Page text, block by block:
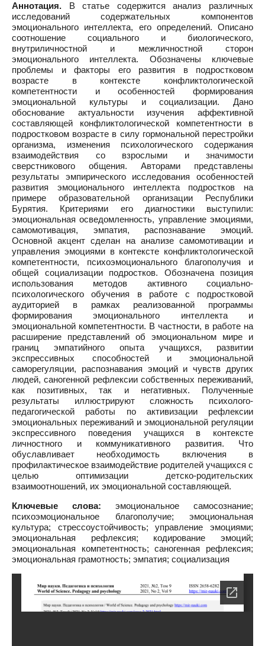
Аннотация. В статье содержится анализ различных
исследований содержательных компонентов
эмоционального интеллекта, его определений. Описано
соотношение социального и биологического,
внутриличностной и межличностной сторон
эмоционального интеллекта. Обозначены ключевые
проблемы и факторы его развития в подростковом
возрасте в контексте конфликтологической
компетентности и особенностей формирования
эмоциональной культуры и социализации. Дано
обоснование актуальности изучения аффективной
составляющей конфликтологической компетентности в
подростковом возрасте в силу гормональной перестройки
организма, изменения психологического содержания
взаимодействия со взрослыми и значимости
сверстникового общения. Авторами представлены
результаты эмпирического исследования особенностей
развития эмоционального интеллекта подростков на
примере образовательной организации Республики
Бурятия. Критериями его диагностики выступили:
эмоциональная осведомленность, управление эмоциями,
самомотивация, эмпатия, распознавание эмоций.
Основной акцент сделан на анализе самомотивации и
управления эмоциями в контексте конфликтологической
компетентности, психоэмоционального благополучия и
общей социализации подростков. Обозначена позиция
использования методов активного социально-
психологического обучения в работе с подростковой
аудиторией в рамках реализованной программы
формирования эмоционального интеллекта и
эмоциональной компетентности. В частности, в работе на
расширение представлений об эмоциональном мире и
границ эмпатийного опыта учащихся, развитии
экспрессивных способностей и эмоциональной
саморегуляции, распознавания эмоций и чувств других
людей, саногенной рефлексии собственных переживаний,
как позитивных, так и негативных. Полученные
результаты иллюстрируют сложность психолого-
педагогической работы по активизации рефлексии
эмоциональных переживаний и эмоциональной регуляции
экспрессивного поведения учащихся в контексте
личностного и коммуникативного развития. Что
обуславливает необходимость включения в
профилактическое взаимодействие родителей учащихся с
целью оптимизации детско-родительских
взаимоотношений, их эмоциональной составляющей.
Ключевые слова: эмоциональное самосознание;
психоэмоциональное благополучие; эмоциональная
культура; стрессоустойчивость; управление эмоциями;
эмоциональная рефлексия; кодирование эмоций;
эмоциональная компетентность; саногенная рефлексия;
эмоциональная грамотность; эмпатия; социализация